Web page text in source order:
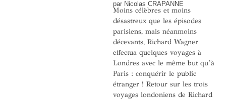
par Nicolas CRAPANNE
Moins célèbres et moins
désastreux que les épisodes
parisiens, mais néanmoins
décevants, Richard Wagner
effectua quelques voyages à
Londres avec le même but qu’à
Paris : conquérir le public
étranger ! Retour sur les trois
voyages londoniens de Richard